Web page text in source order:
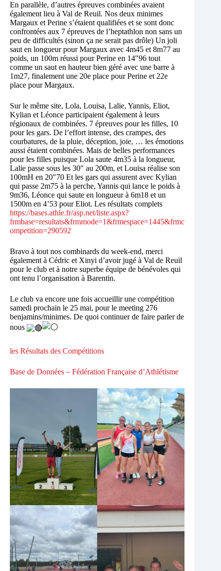
En parallèle, d’autres épreuves combinées avaient
également lieu à Val de Reuil. Nos deux minimes
Margaux et Perine s’étaient qualifiées et se sont donc
confrontées aux 7 épreuves de l’heptathlon non sans un
peu de difficultés (sinon ça ne serait pas drôle) Un joli
saut en longueur pour Margaux avec 4m45 et 8m77 au
poids, un 100m réussi pour Perine en 14″96 tout
comme un saut en hauteur bien géré avec une barre à
1m27, finalement une 20e place pour Perine et 22e
place pour Margaux.
Sur le même site, Lola, Louisa, Lalie, Yannis, Eliot,
Kylian et Léonce participaient également à leurs
régionaux de combinées. 7 épreuves pour les filles, 10
pour les gars. De l’effort intense, des crampes, des
courbatures, de la pluie, déception, joie, … les émotions
aussi étaient combinées. Mais de belles performances
pour les filles puisque Lola saute 4m35 à la longueur,
Lalie passe sous les 30″ au 200m, et Louisa réalise son
100mH en 20″70 Et les gars qui assurent avec Kylian
qui passe 2m75 à la perche, Yannis qui lance le poids à
9m36, Léonce qui saute en longueur à 6m18 et un
1500m en 4’53 pour Eliot. Les résultats complets
https://bases.athle.fr/asp.net/liste.aspx?
frmbase=resultats&frmmode=1&frmespace=1445&frmc
ompetition=290592
Bravo à tout nos combinards du week-end, merci
également à Cédric et Xinyi d’avoir jugé à Val de Reuil
pour le club et à notre superbe équipe de bénévoles qui
ont tenu l’organisation à Barentin.
Le club va encore une fois accueillir une compétition
samedi prochain le 25 mai, pour le meeting 276
benjamins/minimes. De quoi continuer de faire parler de
nous
les Résultats des Compétitions
Base de Données – Fédération Française d’Athlétisme